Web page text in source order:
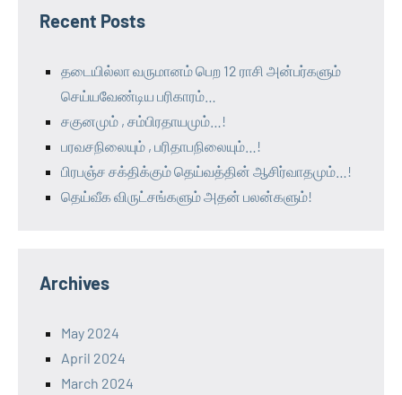
Recent Posts
தடையில்லா வருமானம் பெற 12 ராசி அன்பர்களும்
செய்யவேண்டிய பரிகாரம்…
சகுனமும் , சம்பிரதாயமும்…!
பரவசநிலையும் , பரிதாபநிலையும்…!
பிரபஞ்ச சக்திக்கும் தெய்வத்தின் ஆசிர்வாதமும்…!
தெய்வீக விருட்சங்களும் அதன் பலன்களும்!
Archives
May 2024
April 2024
March 2024